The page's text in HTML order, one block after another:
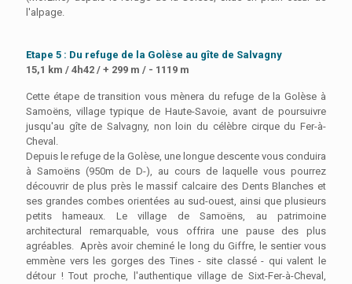
l'alpage.
Etape 5 : Du refuge de la Golèse au gîte de Salvagny
15,1 km / 4h42 / + 299 m / - 1119 m
Cette étape de transition vous mènera du refuge de la Golèse à
Samoëns, village typique de Haute-Savoie, avant de poursuivre
jusqu'au gîte de Salvagny, non loin du célèbre cirque du Fer-à-
Cheval.
Depuis le refuge de la Golèse, une longue descente vous conduira
à Samoëns (950m de D-), au cours de laquelle vous pourrez
découvrir de plus près le massif calcaire des Dents Blanches et
ses grandes combes orientées au sud-ouest, ainsi que plusieurs
petits hameaux.
Le village de Samoëns, au patrimoine
architectural remarquable, vous offrira une pause des plus
agréables.Après avoir cheminé le long du Giffre, le sentier vous
emmène vers les gorges des Tines - site classé - qui valent le
détour ! Tout proche, l'authentique village de Sixt-Fer-à-Cheval,